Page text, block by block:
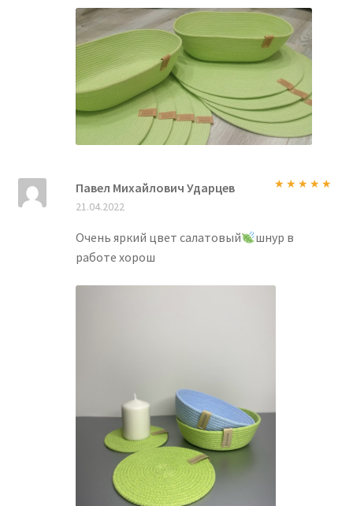
Павел Михайлович Ударцев
21.04.2022
Очень яркий цвет салатовый
шнур в
работе хорош